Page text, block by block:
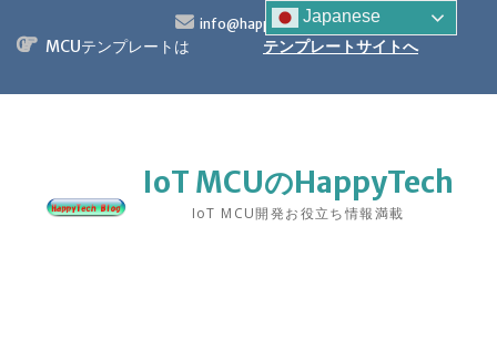
info@happytech.jp
MCUテンプレートは テンプレートサイトへ
IoT MCUのHappyTech
IoT MCU開発お役立ち情報満載
Japanese